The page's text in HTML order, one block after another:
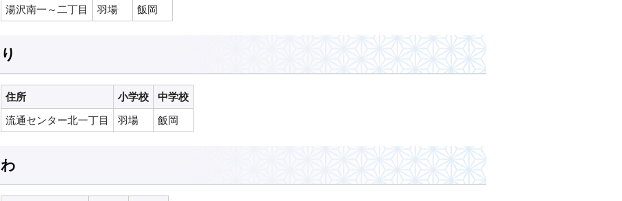
湯沢南一～二丁目
羽場 飯岡
り
住所 小学校
中学校
流通センター北一丁目
羽場 飯岡
わ